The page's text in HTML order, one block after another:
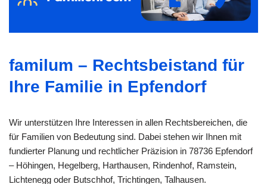
familum – Rechtsbeistand für
Ihre Familie in Epfendorf
Wir unterstützen Ihre Interessen in allen Rechtsbereichen, die
für Familien von Bedeutung sind. Dabei stehen wir Ihnen mit
fundierter Planung und rechtlicher Präzision in 78736 Epfendorf
– Höhingen, Hegelberg, Harthausen, Rindenhof, Ramstein,
Lichtenegg oder Butschhof, Trichtingen, Talhausen.